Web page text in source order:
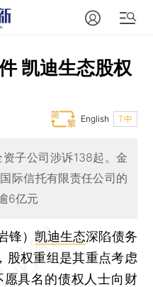
凯迪生态股权
T中
English
子公司涉诉138起。金
际信托有限责任公司的
6亿元
锋） 凯迪生态深陷债务
股权重组是其重点考虑
具名的债权人士向财